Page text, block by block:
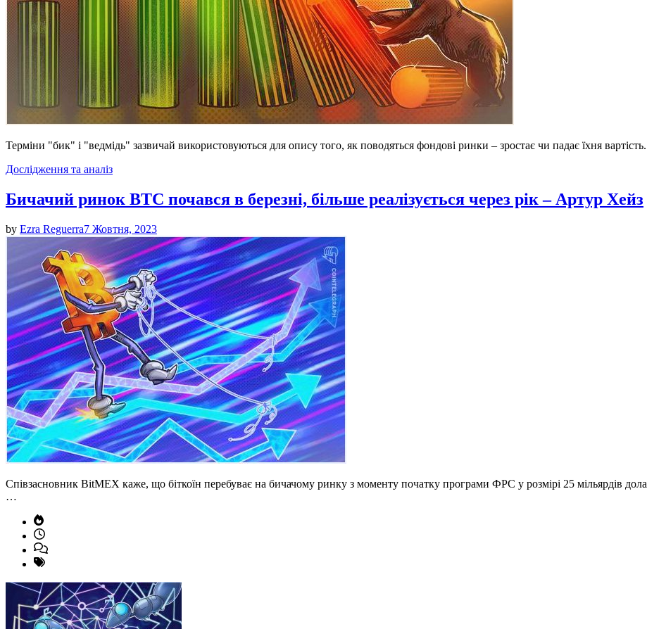
Терміни "бик" і "ведмідь" зазвичай використовуються для опису того, як поводяться фондові ринки – зростає чи падає їхня
Posted
Дослідження та аналіз
Бичачий ринок BTC почався в березні, більше реалізується через рік – Артур Хейз
by Ezra Reguerra7 Жовтня, 2023
Співзасновник BitMEX каже, що біткоїн перебуває на бичачому ринку з моменту початку програми ФРС у розмірі 25 мільярдів
…